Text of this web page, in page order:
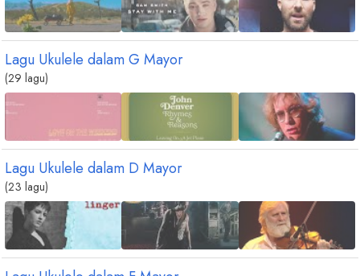
Lagu Ukulele dalamG Mayor
(29 lagu)
Lagu Ukulele dalam D Mayor
(23 lagu)